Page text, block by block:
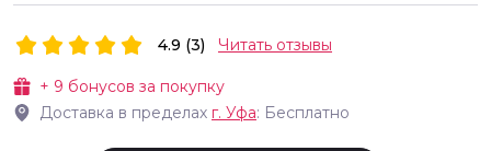
+ 9 бонусов за покупку
Доставка в пределах г. Уфа: Бесплатно
4.9 (3) Читать отзывы